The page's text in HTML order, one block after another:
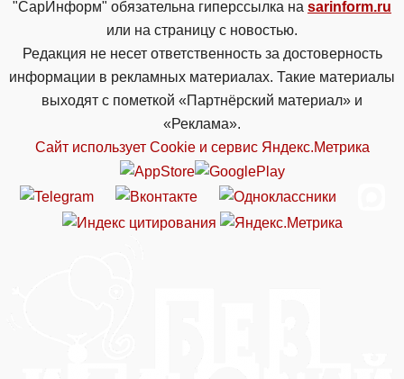
"СарИнформ" обязательна гиперссылка на sarinform.ru
или на страницу с новостью.
Редакция не несет ответственность за достоверность
информации в рекламных материалах. Такие материалы
выходят с пометкой «Партнёрский материал» и
«Реклама».
Сайт использует Cookie и сервиc Яндекс.Метрика